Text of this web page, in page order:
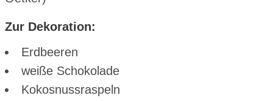
Zur Dekoration:
Erdbeeren
weiße Schokolade
Kokosnussraspeln